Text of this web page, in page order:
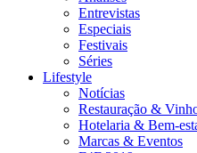
Entrevistas
Especiais
Festivais
Séries
Lifestyle
Notícias
Restauração &
Hotelaria & Bem-
Marcas & Eventos